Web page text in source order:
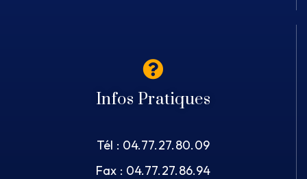
Infos Pratiques
Tél : 04.77.27.80.09
Fax : 04.77.27.86.94